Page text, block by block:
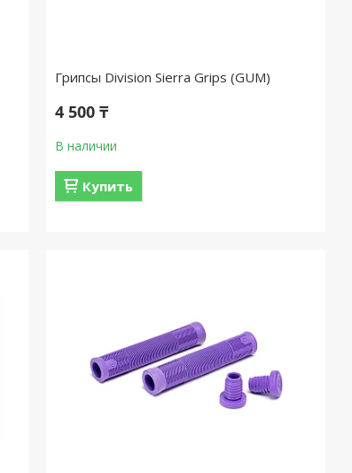
Грипсы Division Sierra Grips (GUM)
4 500 ₸
В наличии
Купить